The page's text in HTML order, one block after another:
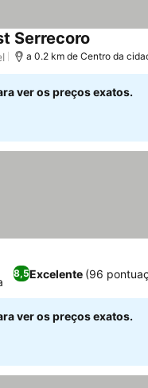
Serrecoro
a 0.2 km de Centro da
ver os preços exatos.
8,5Excelente (96
ver os preços exatos.